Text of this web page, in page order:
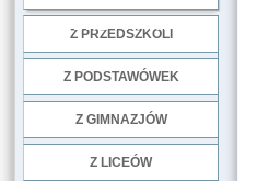
Z PRZEDSZKOLI
Z PODSTAWÓWEK
Z GIMNAZJÓW
Z LICEÓW